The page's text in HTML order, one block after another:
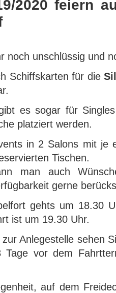
2020 feiern
noch unschlüssig und
Schiffskarten für die
es sogar für
platziert werden.
in 2 Salons mit je
Tischen.
man auch
gerne
gehts um 18.30
ist um 19.30 Uhr.
Anlegestelle sehen
vor dem
auf dem